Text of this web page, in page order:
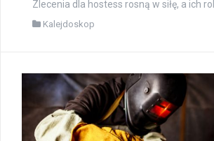
Zlecenia dla hostess rosną w siłę, a ich
Kalejdoskop